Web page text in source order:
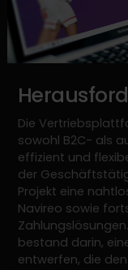
Die
sowohl B2C- als
effizient und
der
Projekt eine
Navireo sowie
bestand darin,
entwerfen, die